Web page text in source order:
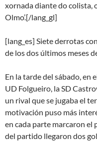
xornada diante do colista,
Olmo’.[/lang_gl]
[lang_es] Siete derrotas
de los dos últimos meses
En la tarde del sábado, en
UD Folgueiro, la SD
un rival que se jugaba el
motivación puso más
en cada parte marcaron el
del partido llegaron dos